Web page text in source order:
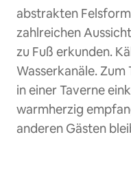
abstrakten
zahlreichen
zu Fuß erkunden.
Wasserkanäle. Zum
in einer Taverne
warmherzig
anderen Gästen